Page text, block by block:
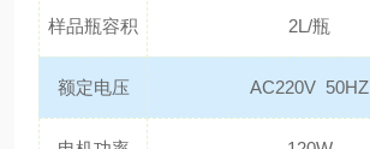
样品瓶容积 2L/瓶
额定电压 AC220V 50HZ